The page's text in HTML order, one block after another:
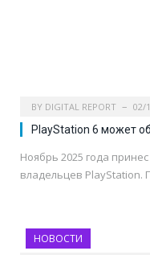
BY DIGITAL REPORT 02/
PlayStation 6 может
Ноябрь 2025 года
владельцев PlayStation.
НОВОСТИ